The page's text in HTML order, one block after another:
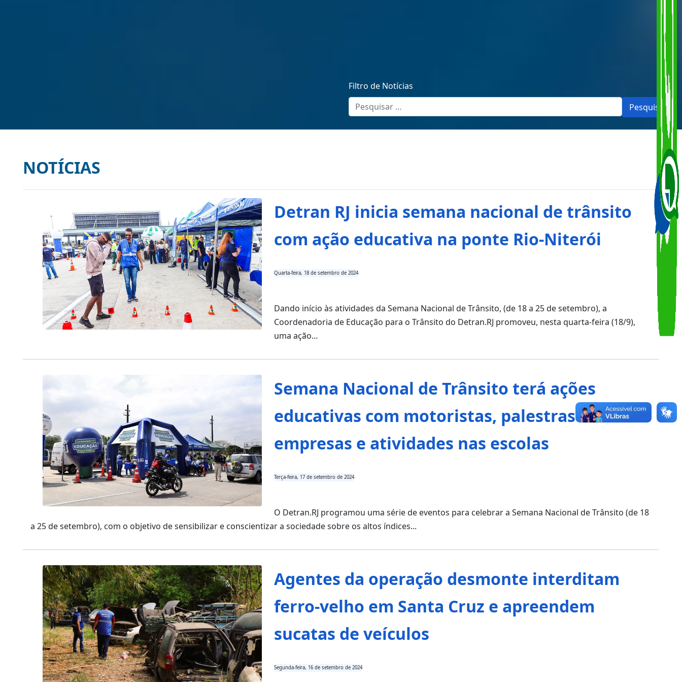
Filtro de Notícias
Pesquisar
NOTÍCIAS
Detran RJ inicia semana nacional de trânsito
com ação educativa na ponte Rio-Niterói
Quarta-feira, 18 de setembro de 2024
Dando início às atividades da Semana Nacional de Trânsito, (de 18 a 25 de setembro), a
Coordenadoria de Educação para o Trânsito do Detran.RJ promoveu, nesta quarta-feira (18/9),
uma ação...
Semana Nacional de Trânsito terá ações
educativas com motoristas, palestras em
empresas e atividades nas escolas
Terça-feira, 17 de setembro de 2024
O Detran.RJ programou uma série de eventos para celebrar a Semana Nacional de Trânsito (de 18
a 25 de setembro), com o objetivo de sensibilizar e conscientizar a sociedade sobre os altos índices...
Agentes da operação desmonte interditam
ferro-velho em Santa Cruz e apreendem
sucatas de veículos
Segunda-feira, 16 de setembro de 2024